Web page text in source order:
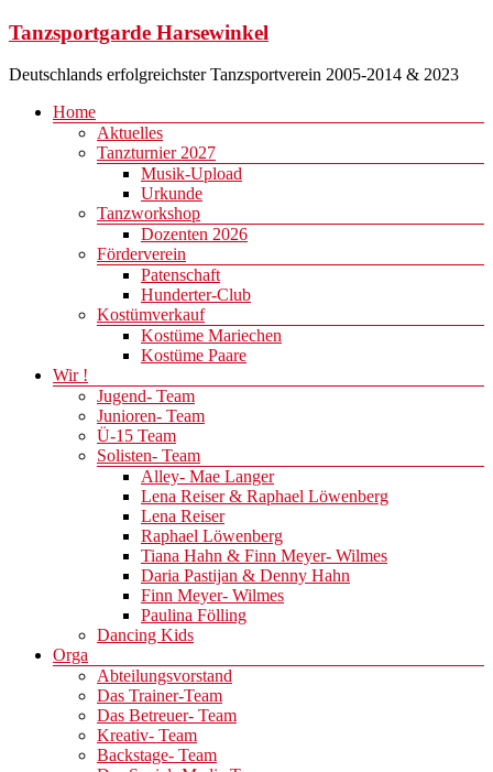
Zum
springen
Tanzsportgarde Harsewinkel
Deutschlands erfolgreichster Tanzsportverein 2005-2014 & 2023
Menü
Home
Aktuelles
Tanzturnier 2027
Musik-Upload
Urkunde
Tanzworkshop
Dozenten 2026
Förderverein
Patenschaft
Hunderter-Club
Kostümverkauf
Kostüme Mariechen
Kostüme Paare
Wir !
Jugend- Team
Junioren- Team
Ü-15 Team
Solisten- Team
Alley- Mae Langer
Lena Reiser & Raphael Löwenberg
Lena Reiser
Raphael Löwenberg
Tiana Hahn & Finn Meyer- Wilmes
Daria Pastijan & Denny Hahn
Finn Meyer- Wilmes
Paulina Fölling
Dancing Kids
Orga
Abteilungsvorstand
Das Trainer-Team
Das Betreuer- Team
Kreativ- Team
Backstage- Team